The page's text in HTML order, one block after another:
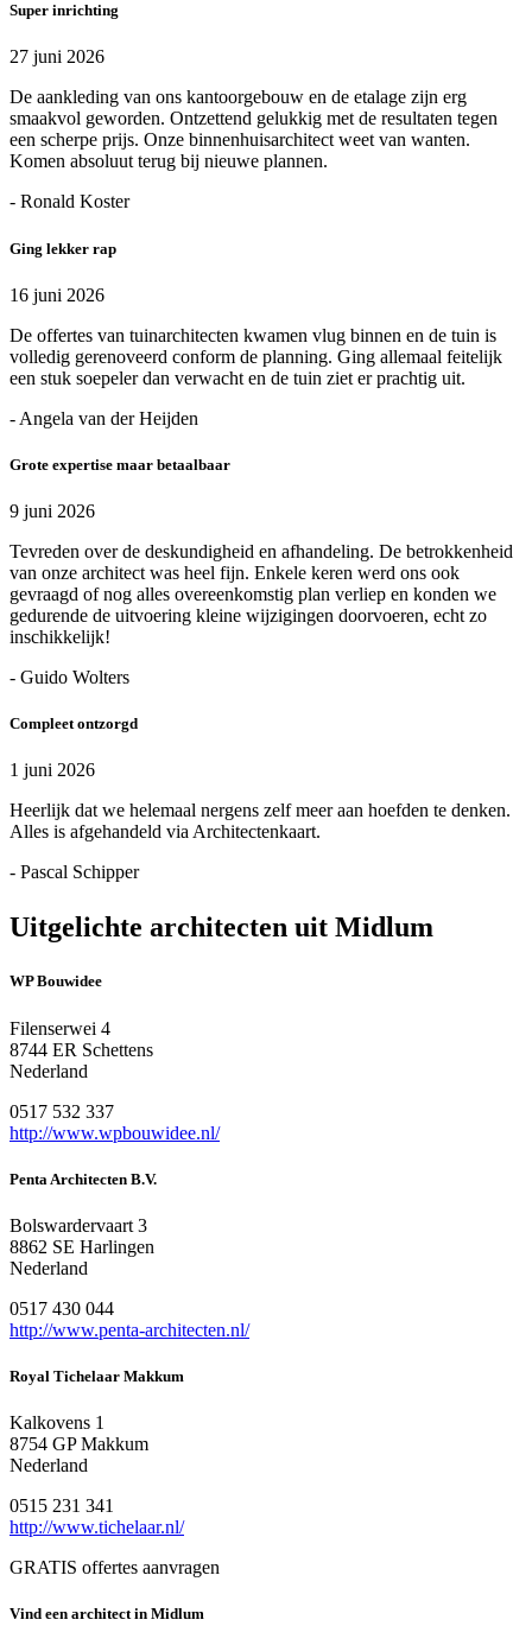
Super inrichting
27 juni 2026
De aankleding van ons kantoorgebouw en de etalage zijn erg
smaakvol geworden. Ontzettend gelukkig met de resultaten tegen
een scherpe prijs. Onze binnenhuisarchitect weet van wanten.
Komen absoluut terug bij nieuwe plannen.
- Ronald Koster
Ging lekker rap
16 juni 2026
De offertes van tuinarchitecten kwamen vlug binnen en de tuin is
volledig gerenoveerd conform de planning. Ging allemaal feitelijk
een stuk soepeler dan verwacht en de tuin ziet er prachtig uit.
- Angela van der Heijden
Grote expertise maar betaalbaar
9 juni 2026
Tevreden over de deskundigheid en afhandeling. De betrokkenheid
van onze architect was heel fijn. Enkele keren werd ons ook
gevraagd of nog alles overeenkomstig plan verliep en konden we
gedurende de uitvoering kleine wijzigingen doorvoeren, echt zo
inschikkelijk!
- Guido Wolters
Compleet ontzorgd
1 juni 2026
Heerlijk dat we helemaal nergens zelf meer aan hoefden te denken.
Alles is afgehandeld via Architectenkaart.
- Pascal Schipper
Uitgelichte architecten uit Midlum
WP Bouwidee
Filenserwei 4
8744 ER Schettens
Nederland
0517 532 337
http://www.wpbouwidee.nl/
Penta Architecten B.V.
Bolswardervaart 3
8862 SE Harlingen
Nederland
0517 430 044
http://www.penta-architecten.nl/
Royal Tichelaar Makkum
Kalkovens 1
8754 GP Makkum
Nederland
0515 231 341
http://www.tichelaar.nl/
GRATIS offertes aanvragen
Vind een architect in Midlum